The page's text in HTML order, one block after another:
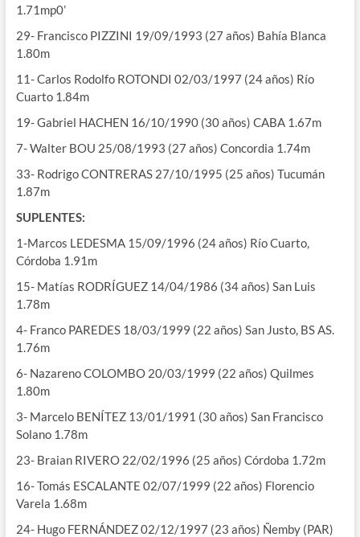
1.71mp0’
29- Francisco PIZZINI 19/09/1993 (27 años) Bahía Blanca
1.80m
11- Carlos Rodolfo ROTONDI 02/03/1997 (24 años) Río
Cuarto 1.84m
19- Gabriel HACHEN 16/10/1990 (30 años) CABA 1.67m
7- Walter BOU 25/08/1993 (27 años) Concordia 1.74m
33- Rodrigo CONTRERAS 27/10/1995 (25 años) Tucumán
1.87m
SUPLENTES:
1-Marcos LEDESMA 15/09/1996 (24 años) Río Cuarto,
Córdoba 1.91m
15- Matías RODRÍGUEZ 14/04/1986 (34 años) San Luis
1.78m
4- Franco PAREDES 18/03/1999 (22 años) San Justo, BS AS.
1.76m
6- Nazareno COLOMBO 20/03/1999 (22 años) Quilmes
1.80m
3- Marcelo BENÍTEZ 13/01/1991 (30 años) San Francisco
Solano 1.78m
23- Braian RIVERO 22/02/1996 (25 años) Córdoba 1.72m
16- Tomás ESCALANTE 02/07/1999 (22 años) Florencio
Varela 1.68m
24- Hugo FERNÁNDEZ 02/12/1997 (23 años) Ñemby (PAR)